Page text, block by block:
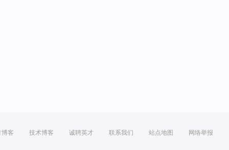
博客 技术博客 诚聘英才 联系我们 站点地图 网络举报